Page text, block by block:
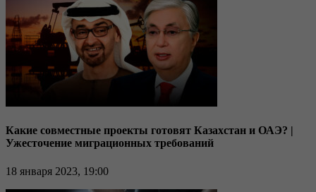
Какие совместные проекты готовят Казахстан и ОАЭ? |
Ужесточение миграционных требований
18 января 2023, 19:00